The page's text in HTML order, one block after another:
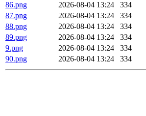
86.png
2026-08-04 13:24
334
87.png
2026-08-04 13:24
334
88.png
2026-08-04 13:24
334
89.png
2026-08-04 13:24
334
9.png
2026-08-04 13:24
334
90.png
2026-08-04 13:24 334